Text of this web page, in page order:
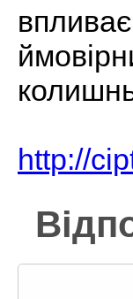
http://